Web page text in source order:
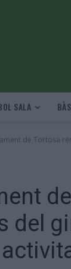
SALA
de Tortosa
del